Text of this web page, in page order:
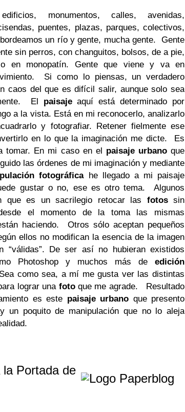
monumentos, calles, avenidas,
puentes, plazas, parques, colectivos,
un río y gente, mucha gente.
Gente
sin perros, con changuitos, bolsos, de a pie,
en monopatín. Gente que viene y va en
Si como lo piensas, un verdadero
caos del que es difícil salir, aunque solo sea
El paisajeaquí está determinado por
a la vista. Está en mi reconocerlo, analizarlo
y fotografiar. Retener fielmente ese
en lo que la imaginación me dicte.
Es
tomar. En mi caso en el paisaje urbanoque
las órdenes de mi imaginación y mediante
fotográfica he llegado a mi paisaje
gustar o no, ese es otro tema.
Algunos
que es un sacrilegio retocar las fotossin
el momento de la toma las mismas
haciendo. Otros sólo aceptan pequeños
ellos no modifican la esencia de la imagen
“válidas”. De ser así no hubieran existidos
Photoshop y muchos más de edición
Sea como sea, a mí me gusta ver las distintas
lograr una fotoque me agrade.
Resultado
es este paisaje urbano que presento
un poquito de manipulación que no lo aleja
la Portada de